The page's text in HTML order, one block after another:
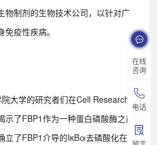
在线
咨询
电话
物制剂的生物技术公司，以针对广
疫性疾病。
大学的研究者们在Cell Research
了FBP1作为一种蛋白磷酸酶之前
立了FBP1介导的IκBα去磷酸化在